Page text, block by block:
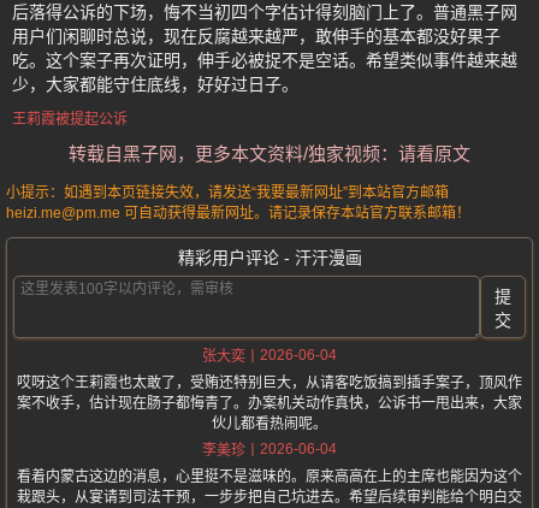
后落得公诉的下场，悔不当初四个字估计得刻脑门上了。普通黑子网
用户们闲聊时总说，现在反腐越来越严，敢伸手的基本都没好果子
吃。这个案子再次证明，伸手必被捉不是空话。希望类似事件越来越
少，大家都能守住底线，好好过日子。
王莉霞被提起公诉
转载自黑子网，更多本文资料/独家视频：请看原文
小提示：如遇到本页链接失效，请发送“我要最新网址”到本站官方邮箱
heizi.me@pm.me 可自动获得最新网址。请记录保存本站官方联系邮箱！
精彩用户评论 - 汗汗漫画
提
交
张大奕
2026-06-04
哎呀这个王莉霞也太敢了，受贿还特别巨大，从请客吃饭搞到插手案子，顶风作
案不收手，估计现在肠子都悔青了。办案机关动作真快，公诉书一甩出来，大家
伙儿都看热闹呢。
李美珍
2026-06-04
看着内蒙古这边的消息，心里挺不是滋味的。原来高高在上的主席也能因为这个
栽跟头，从宴请到司法干预，一步步把自己坑进去。希望后续审判能给个明白交